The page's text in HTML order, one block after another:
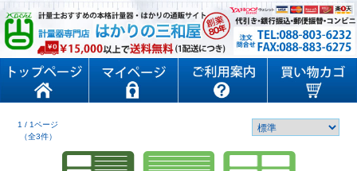
1 / 1ページ
（全3件）